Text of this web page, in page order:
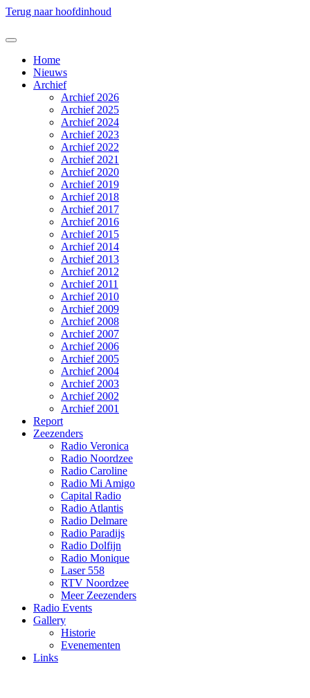
Terug naar hoofdinhoud
Home
Nieuws
Archief
Archief 2026
Archief 2025
Archief 2024
Archief 2023
Archief 2022
Archief 2021
Archief 2020
Archief 2019
Archief 2018
Archief 2017
Archief 2016
Archief 2015
Archief 2014
Archief 2013
Archief 2012
Archief 2011
Archief 2010
Archief 2009
Archief 2008
Archief 2007
Archief 2006
Archief 2005
Archief 2004
Archief 2003
Archief 2002
Archief 2001
Report
Zeezenders
Radio Veronica
Radio Noordzee
Radio Caroline
Radio Mi Amigo
Capital Radio
Radio Atlantis
Radio Delmare
Radio Paradijs
Radio Dolfijn
Radio Monique
Laser 558
RTV Noordzee
Meer Zeezenders
Radio Events
Gallery
Historie
Evenementen
Links